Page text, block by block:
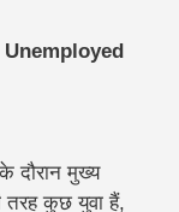
Unemployed
दौरान मुख्य
तरह कुछ युवा हैं,